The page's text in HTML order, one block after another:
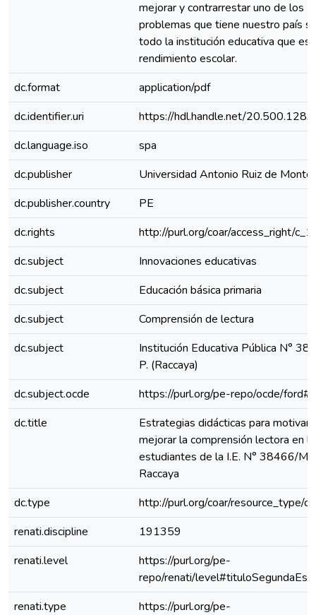
mejorar y contrarrestar uno de los
problemas que tiene nuestro país
todo la institución educativa que es
rendimiento escolar.
dc.format
application/pdf
dc.identifier.uri
https://hdl.handle.net/
dc.language.iso
spa
dc.publisher
Universidad Antonio Ruiz de
dc.publisher.country
PE
dc.rights
http://purl.org/coar/access_right/
dc.subject
Innovaciones educativas
dc.subject
Educación básica primaria
dc.subject
Comprensión de lectura
dc.subject
Institución Educativa Pública N°
P. (Raccaya)
dc.subject.ocde
https://purl.org/pe-repo/ocde/
dc.title
Estrategias didácticas para motivar
mejorar la comprensión lectora en
estudiantes de la I.E. N° 38466/
Raccaya
dc.type
http://purl.org/coar/resource_type/
renati.discipline
191359
renati.level
https://purl.org/pe-
repo/renati/
renati.type
https://purl.org/pe-